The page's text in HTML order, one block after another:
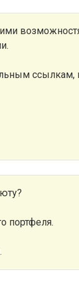
ссылкам,
портфеля.